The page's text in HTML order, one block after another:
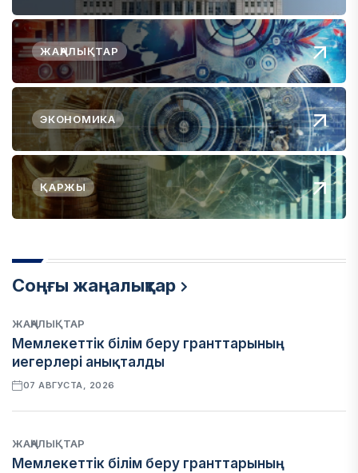
ЖАҢАЛЫҚТАР
ЭКОНОМИКА
ҚАРЖЫ
Соңғы жаңалықтар
ЖАҢАЛЫҚТАР
Мемлекеттік білім беру гранттарының
иегерлері анықталды
07 АВГУСТА, 2026
ЖАҢАЛЫҚТАР
Мемлекеттік білім беру гранттарының